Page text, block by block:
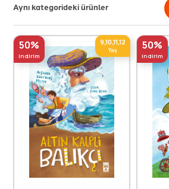
Aynı kategorideki ürünler
50%
indirim
9,10,11,12
Yaş 50%
indirim